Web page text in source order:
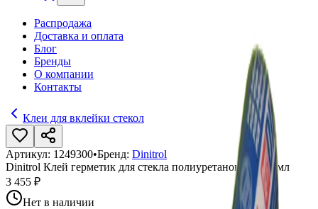
Распродажа
Доставка и оплата
Блог
Бренды
О компании
Контакты
Клеи для вклейки стекол
Артикул: 1249300•Бренд: Dinitrol
Dinitrol Клей герметик для стекла полиуретановый 600 мл
3 455 ₽
Нет в наличии